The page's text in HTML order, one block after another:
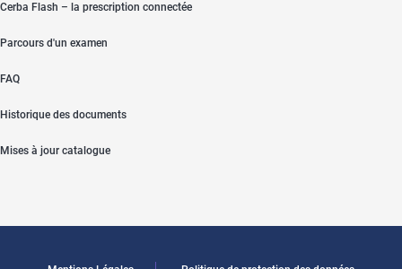
Cerba Flash – la prescription connectée
Parcours d'un examen
FAQ
Historique des documents
Mises à jour catalogue